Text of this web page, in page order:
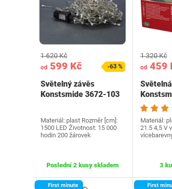
od 599 Kč
1 620 Kč
-63 %
Světelný závěs
Konstsmide 3672-103
Materiál: plast Rozměr [cm]:
1500 LED Životnost: 15 000
hodin 200 žárovek
Poslední 2 kusy skladem
od459
1 320 Kč
Materiál:
21.5 4,5 V
3
First minute First